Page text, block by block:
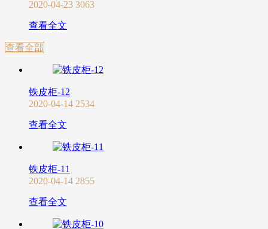
2020-04-23 3063
查看全文
查看全部
铁皮柜-12
2020-04-14 2534
查看全文
铁皮柜-11
2020-04-14 2855
查看全文